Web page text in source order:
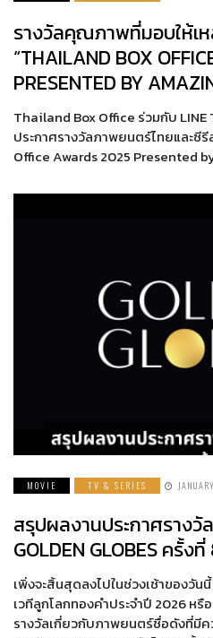
รางวัลคุณภาพที่มอบให้เ
“THAILAND BOX
PRESENTED BY
Thailand Box Office ร่วมกับ LINE
ประกาศรางวัลภาพยนตร์ไทยและซี
Office Awards 2025 Presented
MOVIE TV & SERIES
สรุปผลงานประกาศรางวั
GOLDEN GLOBES ครั้ง
เพิ่งจะสิ้นสุดลงไปในช่วงเช้าของวั
เวทีลูกโลกทองคำประจำปี 2026 ห
รางวัลเกี่ยวกับภาพยนตร์ชื่อดังที่มี